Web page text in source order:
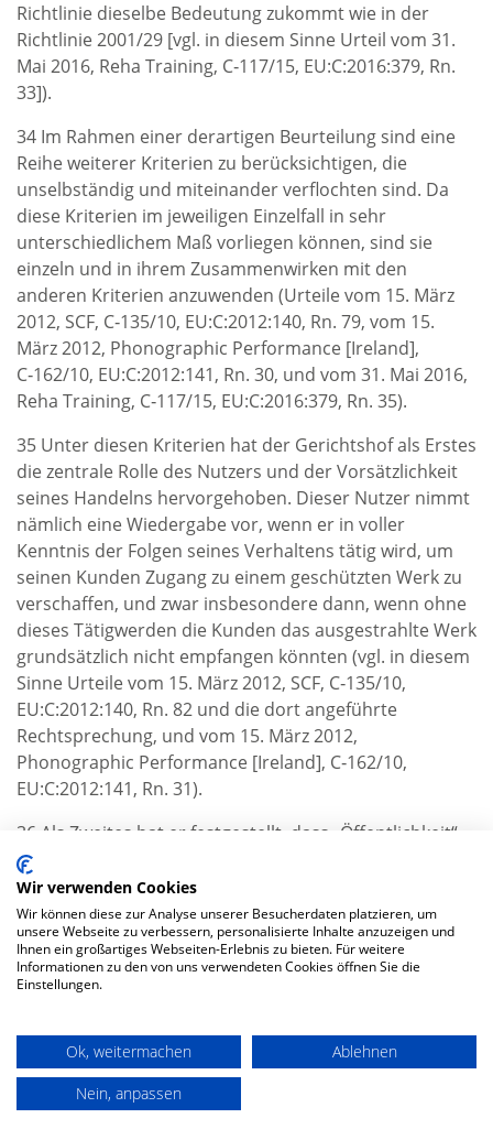
Richtlinie dieselbe Bedeutung zukommt wie in der
Richtlinie 2001/29 [vgl. in diesem Sinne Urteil vom 31.
Mai 2016, Reha Training, C‑117/15, EU:C:2016:379, Rn.
33]).
34 Im Rahmen einer derartigen Beurteilung sind eine
Reihe weiterer Kriterien zu berücksichtigen, die
unselbständig und miteinander verflochten sind. Da
diese Kriterien im jeweiligen Einzelfall in sehr
unterschiedlichem Maß vorliegen können, sind sie
einzeln und in ihrem Zusammenwirken mit den
anderen Kriterien anzuwenden (Urteile vom 15. März
2012, SCF, C‑135/10, EU:C:2012:140, Rn. 79, vom 15.
März 2012, Phonographic Performance [Ireland],
C‑162/10, EU:C:2012:141, Rn. 30, und vom 31. Mai 2016,
Reha Training, C‑117/15, EU:C:2016:379, Rn. 35).
35 Unter diesen Kriterien hat der Gerichtshof als Erstes
die zentrale Rolle des Nutzers und der Vorsätzlichkeit
seines Handelns hervorgehoben. Dieser Nutzer nimmt
nämlich eine Wiedergabe vor, wenn er in voller
Kenntnis der Folgen seines Verhaltens tätig wird, um
seinen Kunden Zugang zu einem geschützten Werk zu
verschaffen, und zwar insbesondere dann, wenn ohne
dieses Tätigwerden die Kunden das ausgestrahlte Werk
grundsätzlich nicht empfangen könnten (vgl. in diesem
Sinne Urteile vom 15. März 2012, SCF, C‑135/10,
EU:C:2012:140, Rn. 82 und die dort angeführte
Rechtsprechung, und vom 15. März 2012,
Phonographic Performance [Ireland], C‑162/10,
EU:C:2012:141, Rn. 31).
36 Als Zweites hat er festgestellt, dass „Öffentlichkeit“
begrifflich eine unbestimmte Zahl potenzieller
Leistungsempfänger bedeutet und ferner aus recht
vielen Personen bestehen muss (vgl. in diesem Sinne
Urteile vom 15. März 2012, SCF, C‑135/10,
EU:C:2012:140, Rn. 84 und die dort angeführte
Rechtsprechung, und vom 15. März 2012,
EU:C:2012:141, Rn. 33).
37 Darüber hinaus ist es nach der ständigen
Rechtsprechung des Gerichtshofs für eine Einstufung
Wir verwenden Cookies
Wir können diese zur Analyse unserer Besucherdaten platzieren, um
unsere Webseite zu verbessern, personalisierte Inhalte anzuzeigen und
Ihnen ein großartiges Webseiten-Erlebnis zu bieten. Für weitere
Informationen zu den von uns verwendeten Cookies öffnen Sie die
Einstellungen.
Ok, weitermachen
Ablehnen
Nein, anpassen